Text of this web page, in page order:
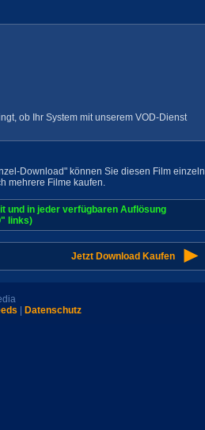
ob Ihr System mit unserem VOD-Dienst
Download" können Sie diesen Film einzeln
mehrere Filme kaufen.
und in jeder verfügbaren Auflösung
links)
Jetzt Download Kaufen
Datenschutz